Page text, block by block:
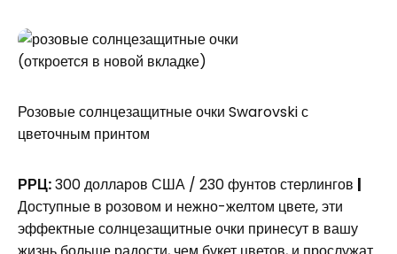
(откроется в новой вкладке)
Розовые солнцезащитные очки Swarovski с
цветочным принтом
РРЦ:300 долларов США / 230 фунтов стерлингов |
Доступные в розовом и нежно-желтом цвете, эти
эффектные солнцезащитные очки принесут в вашу